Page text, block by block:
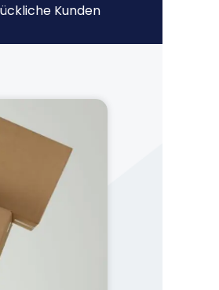
Kunden